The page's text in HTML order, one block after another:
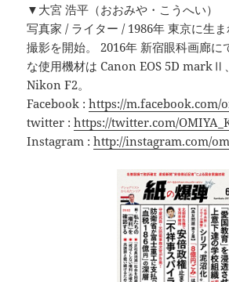
▼大宮 浩平（おおみや・こうへい）
写真家 / ライター / 1986年 東京に生
撮影を開始。 2016年 新宿眼科画廊に
な使用機材は Canon EOS 5D markⅡ
Nikon F2。
Facebook :https://m.facebook.com/
twitter :https://twitter.com/
Instagram :http://instagram.com/